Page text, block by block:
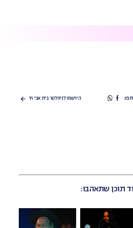
שתפושתפו
הירשמו לניוזלטר בית אבי חי
תוכן שתאהבו: